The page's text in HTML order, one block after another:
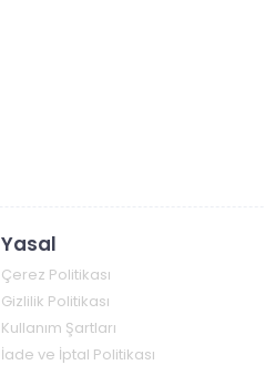
Yasal
Çerez Politikası
Gizlilik Politikası
Kullanım Şartları
İade ve İptal Politikası